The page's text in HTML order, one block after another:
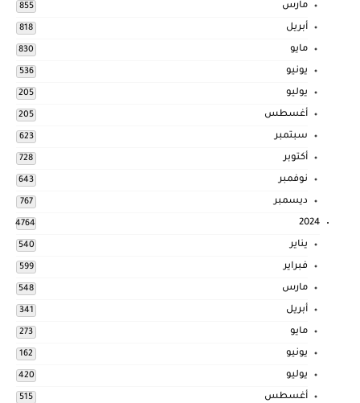
مارس 855
أبريل 818
مايو 830
يونيو 536
يوليو 205
أغسطس 205
سبتمبر 623
أكتوبر 728
نوفمبر 643
ديسمبر 767
2024
4764
يناير 540
فبراير 599
مارس 548
أبريل 341
مايو 273
يونيو 162
يوليو 420
أغسطس 515